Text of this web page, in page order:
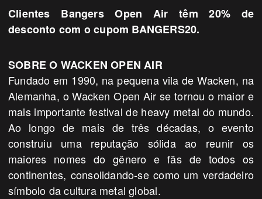
Clientes BangersOpen Air têm 20% de
desconto com o cupom BANGERS20.
SOBRE O WACKEN OPEN AIR
Fundado em 1990, na pequena vila de Wacken, na
Alemanha, o Wacken Open Air se tornou o maior e
mais importante festival de heavy metal do mundo.
Ao longo de mais de três décadas, o evento
construiu uma reputação sólida ao reunir os
maiores nomes do gênero e fãs de todos os
continentes, consolidando-se como um verdadeiro
símbolo da cultura metal global.